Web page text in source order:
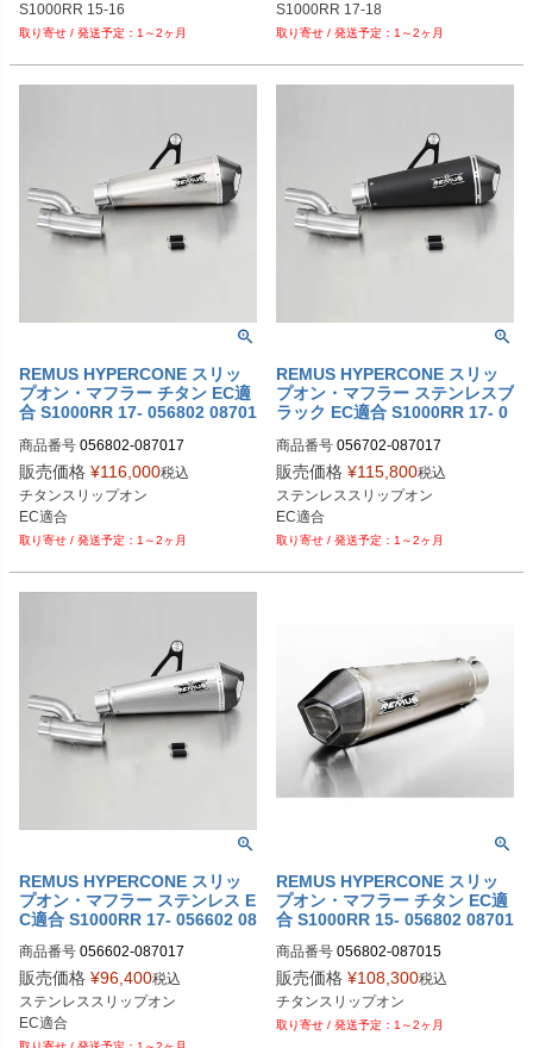
1～2ヶ月
S1000RR 17-18
1～2ヶ月
REMUS HYPERCONE スリッ
プオン・マフラー チタン EC適
合 S1000RR 17- 056802 08701
商品番号 056802-087017
M型番：056802 087017
EU型番：rem_056802_087017
販売価格 ¥116,000税込
チタンスリップオン
EC適合
1～2ヶ月
REMUS HYPERCONE スリッ
プオン・マフラー ステンレスブ
ラック EC適合 S1000RR 17- 0
商品番号 056702-087017
M型番：056702 087017
EU型番：rem_056702_087017
販売価格 ¥115,800税込
ステンレススリップオン
EC適合
1～2ヶ月
REMUS HYPERCONE スリッ
プオン・マフラー ステンレス E
C適合 S1000RR 17- 056602 08
商品番号 056602-087017
M型番：056602 087017
EU型番：rem_056602_087017
販売価格 ¥96,400税込
ステンレススリップオン
EC適合
REMUS HYPERCONE スリッ
プオン・マフラー チタン EC適
合 S1000RR 15- 056802 08701
商品番号 056802-087015
M型番：056802 087015
販売価格 ¥108,300税込
チタンスリップオン
1～2ヶ月